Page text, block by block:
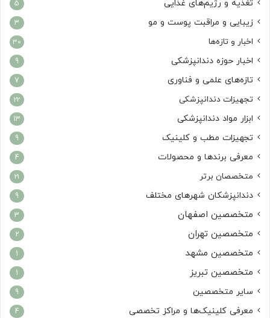
تغذیه و رژیم‌های غذایی 5
زیبایی و مراقبت پوست و مو 3
اخبار و تازه‌ها 30
اخبار حوزه دندانپزشکی 9
تازه‌های علمی و فناوری 7
تجهیزات دندانپزشکی 22
ابزار مواد دندانپزشکی 13
تجهیزات مطب و کلینیک 9
معرفی برندها و محصولات 4
متخصصان برتر 21
دندانپزشکان شهرهای مختلف 9
متخصصین اصفهان 3
متخصصین تهران 2
متخصصین مشهد 1
متخصصین تبریز 1
سایر متخصصین 9
معرفی کلینیک‌ها و مراکز تخصصی 4